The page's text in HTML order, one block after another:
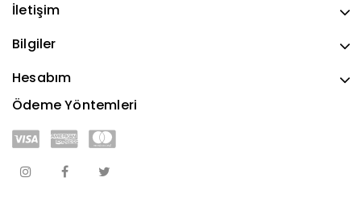
İletişim
Bilgiler
Hesabım
Ödeme Yöntemleri